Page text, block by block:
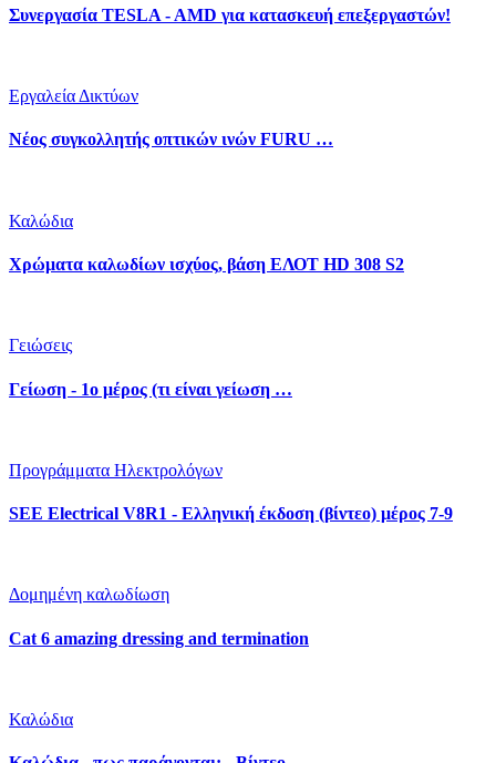
Συνεργασία TESLA - AMD για κατασκευή επεξεργαστών!
Εργαλεία Δικτύων
Νέος συγκολλητής οπτικών ινών FURU …
Καλώδια
Χρώματα καλωδίων ισχύος, βάση ΕΛΟΤ HD 308 S2
Γειώσεις
Γείωση - 1ο μέρος (τι είναι γείωση …
Προγράμματα Ηλεκτρολόγων
SEE Electrical V8R1 - Ελληνική έκδοση (βίντεο) μέρος 7-9
Δομημένη καλωδίωση
Cat 6 amazing dressing and termination
Καλώδια